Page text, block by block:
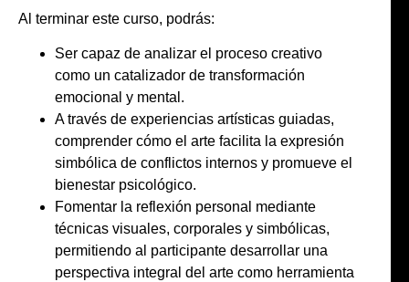
Al terminar este curso, podrás:
Ser capaz de analizar el proceso creativo
como un catalizador de transformación
emocional y mental.
A través de experiencias artísticas guiadas,
comprender cómo el arte facilita la expresión
simbólica de conflictos internos y promueve el
bienestar psicológico.
Fomentar la reflexión personal mediante
técnicas visuales, corporales y simbólicas,
permitiendo al participante desarrollar una
perspectiva integral del arte como herramienta